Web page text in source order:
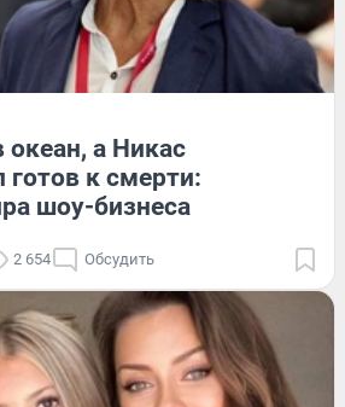
а Никас
к смерти:
шоу-бизнеса
2 654 Обсудить